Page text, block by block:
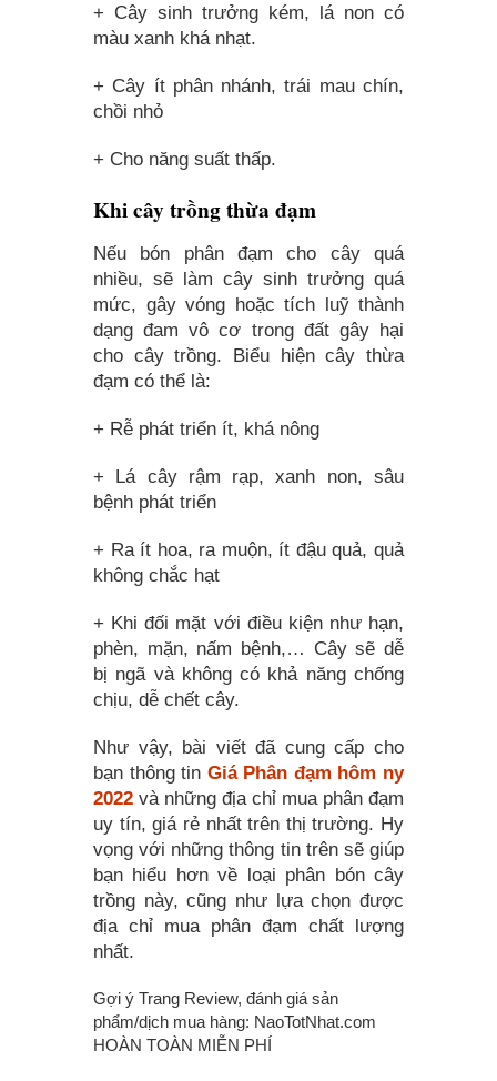
+ Cây sinh trưởng kém, lá non có
màu xanh khá nhạt.
+ Cây ít phân nhánh, trái mau chín,
chồi nhỏ
+ Cho năng suất thấp.
Khi cây trồng thừa đạm
Nếu bón phân đạm cho cây quá
nhiều, sẽ làm cây sinh trưởng quá
mức, gây vóng hoặc tích luỹ thành
dạng đam vô cơ trong đất gây hại
cho cây trồng. Biểu hiện cây thừa
đạm có thể là:
+ Rễ phát triển ít, khá nông
+ Lá cây rậm rạp, xanh non, sâu
bệnh phát triển
+ Ra ít hoa, ra muộn, ít đậu quả, quả
không chắc hạt
+ Khi đối mặt với điều kiện như hạn,
phèn, mặn, nấm bệnh,… Cây sẽ dễ
bị ngã và không có khả năng chống
chịu, dễ chết cây.
Như vậy, bài viết đã cung cấp cho
bạn thông tin Giá Phân đạm hôm ny
2022 và những địa chỉ mua phân đạm
uy tín, giá rẻ nhất trên thị trường. Hy
vọng với những thông tin trên sẽ giúp
bạn hiểu hơn về loại phân bón cây
trồng này, cũng như lựa chọn được
địa chỉ mua phân đạm chất lượng
nhất.
Gợi ý Trang Review, đánh giá sản
phẩm/dịch mua hàng: NaoTotNhat.com
HOÀN TOÀN MIỄN PHÍ